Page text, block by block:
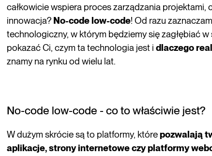
całkowicie wspiera proces zarządzania projektami,
innowacja? No-code low-code! Od razu
technologiczny, w którym będziemy się zagłębiać
pokazać Ci, czym ta technologia jest idlaczego
znamy na rynku od wielu lat.
No-code low-code - co to właściwie jest?
W dużym skrócie są to platformy, którepozwalają
aplikacje, strony internetowe czy platformy